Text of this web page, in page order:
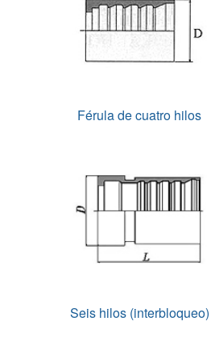
Férula de cuatro hilos
Seis hilos (interbloqueo)